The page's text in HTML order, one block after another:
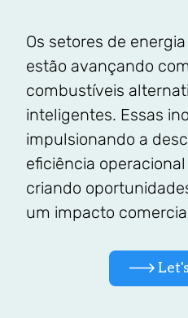
Os setores de
estão avançando
combustíveis
inteligentes. Essas
impulsionando a
eficiência
criando
um impacto